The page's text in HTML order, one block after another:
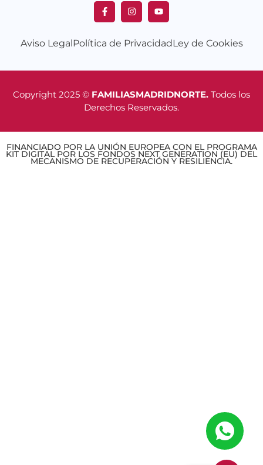
Aviso LegalPolítica de PrivacidadLey de Cookies
Copyright 2025 © FAMILIASMADRIDNORTE. Todos los
Derechos Reservados.
FINANCIADO POR LA UNIÓN EUROPEA CON EL PROGRAMA
KIT DIGITAL POR LOS FONDOS NEXT GENERATION (EU) DEL
MECANISMO DE RECUPERACIÓN Y RESILIENCIA.